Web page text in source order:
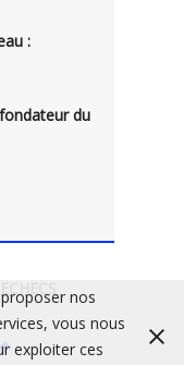
:
du
nos
vous nous
exploiter ces